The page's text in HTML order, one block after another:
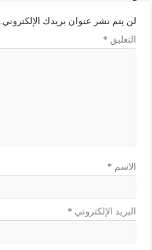
لن يتم نشر عنوان بريدك الإلكتروني.
التعليق *
الاسم *
البريد الإلكتروني *